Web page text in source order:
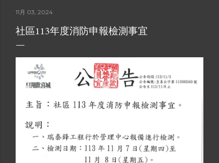
11月 03, 2024
社區113年度消防申報檢測事宜